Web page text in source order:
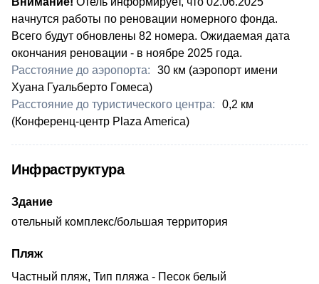
начнутся работы по реновации номерного фонда.
Всего будут обновлены 82 номера. Ожидаемая дата
окончания реновации - в ноябре 2025 года.
Расстояние до аэропорта:
​30 км (аэропорт имени
Хуана Гуальберто Гомеса)
Расстояние до туристического центра:
​0,2 км
(Конференц-центр Plaza America)
Инфраструктура
Здание
отельный комплекс/большая территория
Пляж
Частный пляж, Тип пляжа - Песок белый